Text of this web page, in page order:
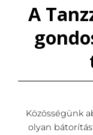
A
Közösségünk
olyan